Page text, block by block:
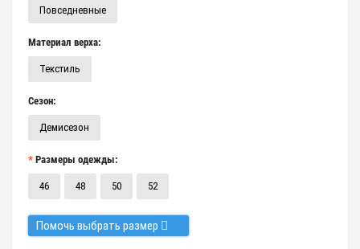
Повседневные
Материал верха:
Текстиль
Сезон:
Демисезон
Размеры одежды:
46 48 50 52
Помочь выбрать размер